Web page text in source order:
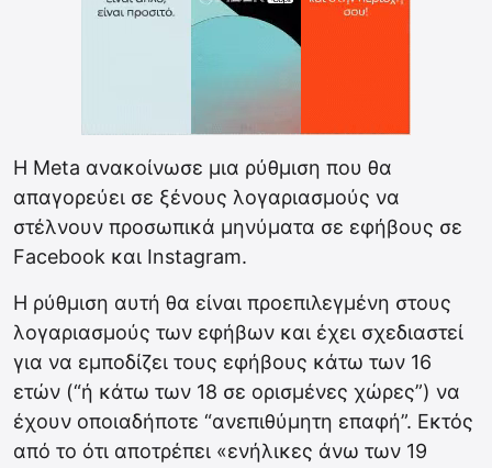
Η Meta ανακοίνωσε μια ρύθμιση που θα
απαγορεύει σε ξένους λογαριασμούς να
στέλνουν προσωπικά μηνύματα σε εφήβους σε
Facebook και Instagram.
Η ρύθμιση αυτή θα είναι προεπιλεγμένη στους
λογαριασμούς των εφήβων και έχει σχεδιαστεί
για να εμποδίζει τους εφήβους κάτω των 16
ετών (“ή κάτω των 18 σε ορισμένες χώρες”) να
έχουν οποιαδήποτε “ανεπιθύμητη επαφή”. Εκτός
από το ότι αποτρέπει «ενήλικες άνω των 19